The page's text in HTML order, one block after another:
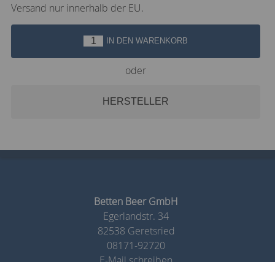
Versand nur innerhalb der EU.
IN DEN WARENKORB
oder
HERSTELLER
Betten Beer GmbH
Egerlandstr. 34
82538 Geretsried
08171-92720